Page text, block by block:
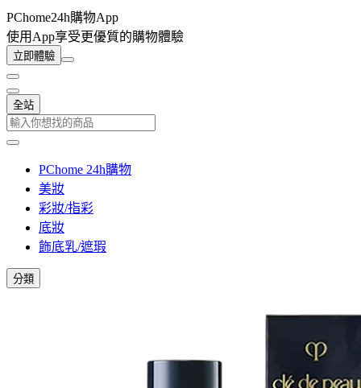
PChome24h購物App
使用App享受更優質的購物體驗
立即體驗
全站
PChome 24h購物
美妝
彩妝/指彩
底妝
飾底乳/遮瑕
分類